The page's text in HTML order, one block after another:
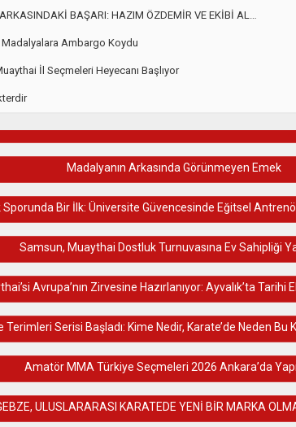
BAŞARI: HAZIM ÖZDEMİR VE EKİBİ ALKIŞ TOPLADI
Ambargo Koydu
İl Seçmeleri Heyecanı Başlıyor
Madalyanın Arkasında Görünmeyen Emek
Sporunda Bir İlk: Üniversite Güvencesinde Eğitsel
Samsun, Muaythai Dostluk Turnuvasına Ev Sahipliği
Avrupa’nın Zirvesine Hazırlanıyor: Ayvalık’ta Tarihi
Terimleri Serisi Başladı: Kime Nedir, Karate’de Neden Bu
Amatör MMA Türkiye Seçmeleri 2026 Ankara’da
ULUSLARARASI KARATEDE YENİ BİR MARKA